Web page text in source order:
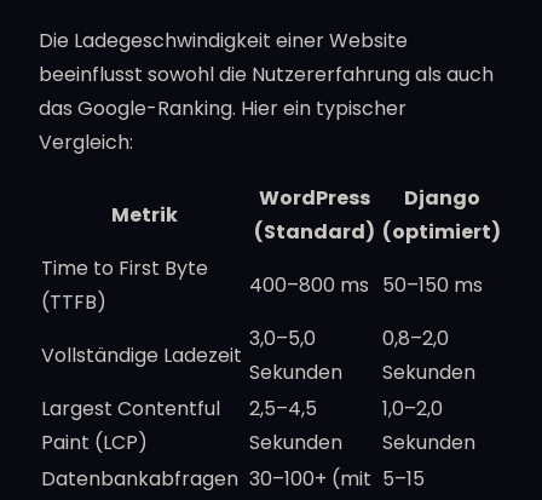
Die Ladegeschwindigkeit einer Website
beeinflusst sowohl die Nutzererfahrung als auch
das Google-Ranking. Hier ein typischer
Vergleich:
Metrik
WordPress
(Standard)
Django
(optimiert)
Time to First Byte
(TTFB)
400–800 ms 50–150 ms
Vollständige Ladezeit
3,0–5,0
Sekunden
0,8–2,0
Sekunden
Largest Contentful
Paint (LCP)
2,5–4,5
Sekunden
1,0–2,0
Sekunden
Datenbankabfragen 30–100+ (mit 5–15